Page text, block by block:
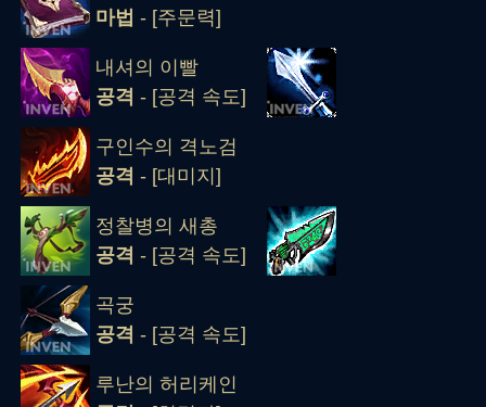
마법 - [주문력]
내셔의 이빨
공격 - [공격 속도]
구인수의 격노검
공격 - [대미지]
정찰병의 새총
공격 - [공격 속도]
곡궁
공격 - [공격 속도]
루난의 허리케인